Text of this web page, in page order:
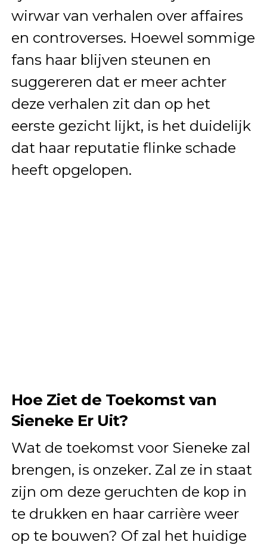
wirwar van verhalen over affaires
en controverses. Hoewel sommige
fans haar blijven steunen en
suggereren dat er meer achter
deze verhalen zit dan op het
eerste gezicht lijkt, is het duidelijk
dat haar reputatie flinke schade
heeft opgelopen.
Hoe Ziet de Toekomst van
Sieneke Er Uit?
Wat de toekomst voor Sieneke zal
brengen, is onzeker. Zal ze in staat
zijn om deze geruchten de kop in
te drukken en haar carrière weer
op te bouwen? Of zal het huidige